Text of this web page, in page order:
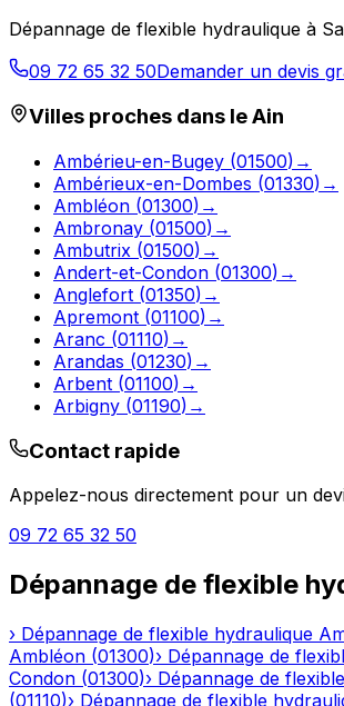
Dépannage de flexible hydraulique à
09 72 65 32 50Demander un devis
Villes proches dans leAin
Ambérieu-en-Bugey (01500) →
Ambérieux-en-Dombes (01330) →
Ambléon (01300) →
Ambronay (01500) →
Ambutrix (01500) →
Andert-et-Condon (01300) →
Anglefort (01350) →
Apremont (01100) →
Aranc (01110) →
Arandas (01230) →
Arbent (01100) →
Arbigny (01190) →
Contact rapide
Appelez-nous directement pour un
09 72 65 32 50
Dépannage de flexible
› Dépannage de flexible hydraulique
Ambléon (01300)› Dépannage de
Condon (01300)› Dépannage de
(01110)› Dépannage de flexible